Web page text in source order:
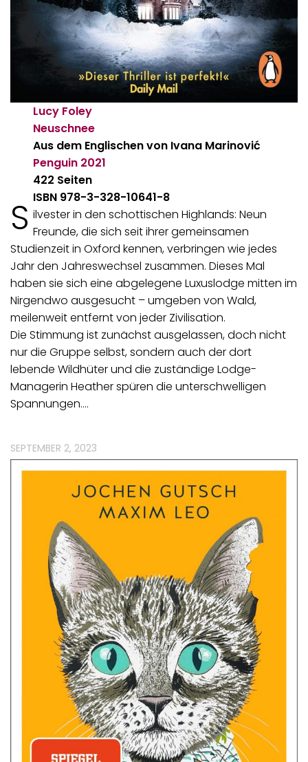
Lucy Foley
Neuschnee
Aus dem Englischen von Ivana Marinović
Penguin 2021
422 Seiten
ISBN 978-3-328-10641-8
S ilvester in den schottischen Highlands: Neun
Freunde, die sich seit ihrer gemeinsamen
Studienzeit in Oxford kennen, verbringen wie jedes
Jahr den Jahreswechsel zusammen. Dieses Mal
haben sie sich eine abgelegene Luxuslodge mitten im
Nirgendwo ausgesucht – umgeben von Wald,
meilenweit entfernt von jeder Zivilisation.
Die Stimmung ist zunächst ausgelassen, doch nicht
nur die Gruppe selbst, sondern auch der dort
lebende Wildhüter und die zuständige Lodge-
Managerin Heather spüren die unterschwelligen
Spannungen.…
SEPTEMBER 2, 2023